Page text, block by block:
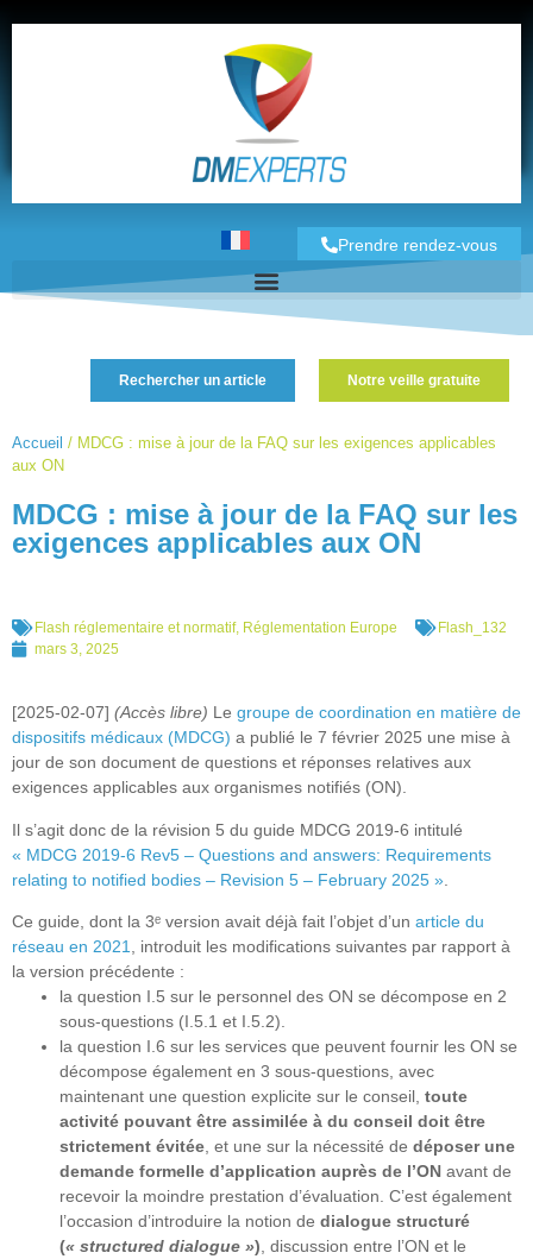
Prendre rendez-vous
Accueil / MDCG : mise à jour de la FAQ sur les exigences applicables
aux ON
MDCG : mise à jour de la FAQ sur les
exigences applicables aux ON
Rechercher un article Notre veille gratuite
Flash réglementaire et normatif, Réglementation Europe
Flash_132
mars 3, 2025
[2025-02-07] (Accès libre) Le groupe de coordination en matière de
dispositifs médicaux (MDCG) a publié le 7 février 2025 une mise à
jour de son document de questions et réponses relatives aux
exigences applicables aux organismes notifiés (ON).
Il s’agit donc de la révision 5 du guide MDCG 2019-6 intitulé
« MDCG 2019-6 Rev5 – Questions and answers: Requirements
relating to notified bodies – Revision 5 – February 2025 »
Ce guide, dont la 3ᵉ version avait déjà fait l’objet d’un article du
réseau en 2021
, introduit les modifications suivantes par rapport à
la version précédente :
la question I.5 sur le personnel des ON se décompose en 2
sous-questions (I.5.1 et I.5.2).
la question I.6 sur les services que peuvent fournir les ON se
décompose également en 3 sous-questions, avec
maintenant une question explicite sur le conseil, toute
activité pouvant être assimilée à du conseil doit être
strictement évitée , et une sur la nécessité de déposer une
demande formelle d’application auprès de l’ON avant de
recevoir la moindre prestation d’évaluation. C’est également
l’occasion d’introduire la notion de dialogue structuré
(« structured dialogue ») , discussion entre l’ON et le